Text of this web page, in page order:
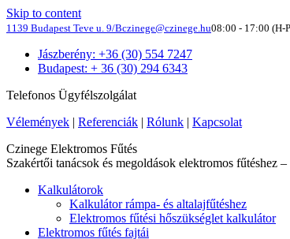
Skip to content
1139 Budapest Teve u. 9/Bczinege@czinege.hu08:00 - 17:00 (H-
Jászberény: +36 (30) 554 7247
Budapest: + 36 (30) 294 6343
Telefonos Ügyfélszolgálat
Vélemények | Referenciák | Rólunk | Kapcsolat
Czinege Elektromos Fűtés
Szakértői tanácsok és megoldások elektromos fűtéshez –
Kalkulátorok
Kalkulátor rámpa- és altalajfűtéshez
Elektromos fűtési hőszükséglet kalkulátor
Elektromos fűtés fajtái